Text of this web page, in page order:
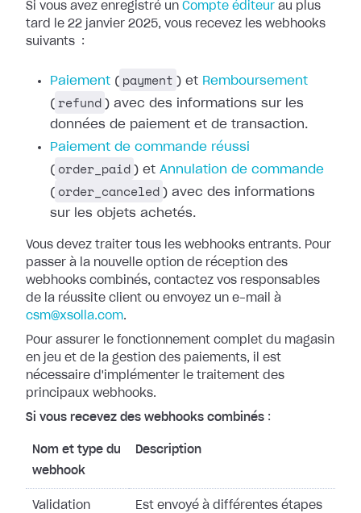
Si vous avez enregistré un Compte éditeur au plus
tard le 22 janvier 2025, vous recevez les webhooks
suivants
:
Paiement ( payment ) et Remboursement
( refund ) avec des informations sur les
données de paiement et de transaction.
Paiement de commande réussi
( order_paid ) et Annulation de commande
( order_canceled ) avec des informations
sur les objets achetés.
Vous devez traiter tous les webhooks entrants. Pour
passer à la nouvelle option de réception des
webhooks combinés, contactez vos responsables
de la réussite client ou envoyez un e-mail à
csm@xsolla.com.
Pour assurer le fonctionnement complet du magasin
en jeu et de la gestion des paiements, il est
nécessaire d'implémenter le traitement des
principaux webhooks.
Si vous recevez des webhooks combinés :
Nom et type du
webhook
Description
Validation
Est envoyé à différentes étapes